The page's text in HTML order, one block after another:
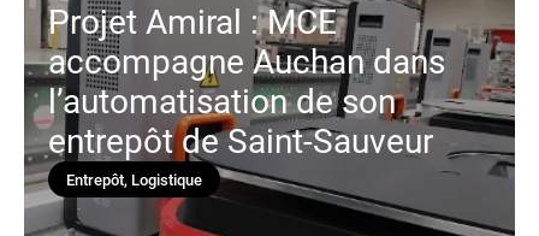
Projet Amiral : MCE
accompagne Auchan dans
l’automatisation de son
entrepôt de Saint-Sauveur
Entrepôt, Logistique